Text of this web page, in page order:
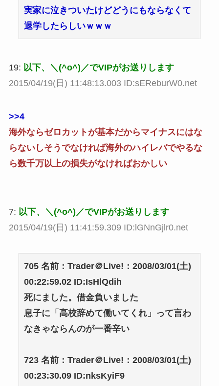
実家に泣きついたけどどうにもならなくて
退学したらしいｗｗｗ
19: 以下、＼(^o^)／でVIPがお送りします
2015/04/19(日) 11:48:13.003 ID:sEReburW0.net
>>4
海外ならゼロカットが基本だからマイナスにはな
らないしそうでなければ海外のハイレバでやるな
ら数千万以上の損失がなければおかしい
7: 以下、＼(^o^)／でVIPがお送りします
2015/04/19(日) 11:41:59.309 ID:lGNnGjlr0.net
705 名前：Trader＠Live!：2008/03/01(土)
00:22:59.02 ID:IsHlQdih
死にました。借金負いました
息子に「高校辞めて働いてくれ」って言わ
なきゃならんのが一番辛い
723 名前：Trader＠Live!：2008/03/01(土)
00:23:30.09 ID:nksKyiF9